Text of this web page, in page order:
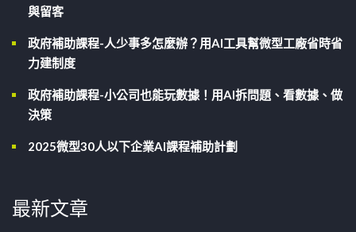
與留客
政府補助課程-人少事多怎麼辦？用AI工具幫微型工廠省時省
力建制度
政府補助課程-小公司也能玩數據！用AI拆問題、看數據、做
決策
2025微型30人以下企業AI課程補助計劃
最新文章